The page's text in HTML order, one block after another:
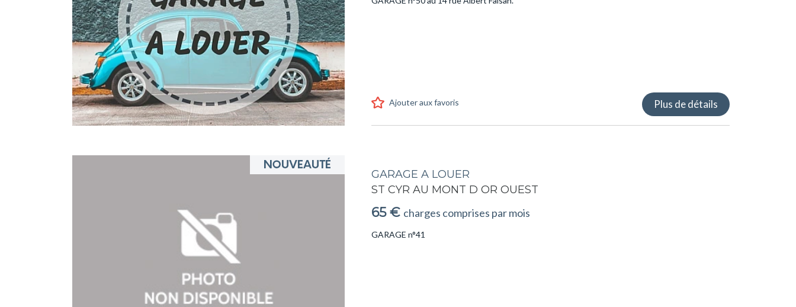
Ajouter aux favoris Plus de détails
GARAGE A LOUER
ST CYR AU MONT D OR OUEST
65 € charges comprises par mois
GARAGE n°41